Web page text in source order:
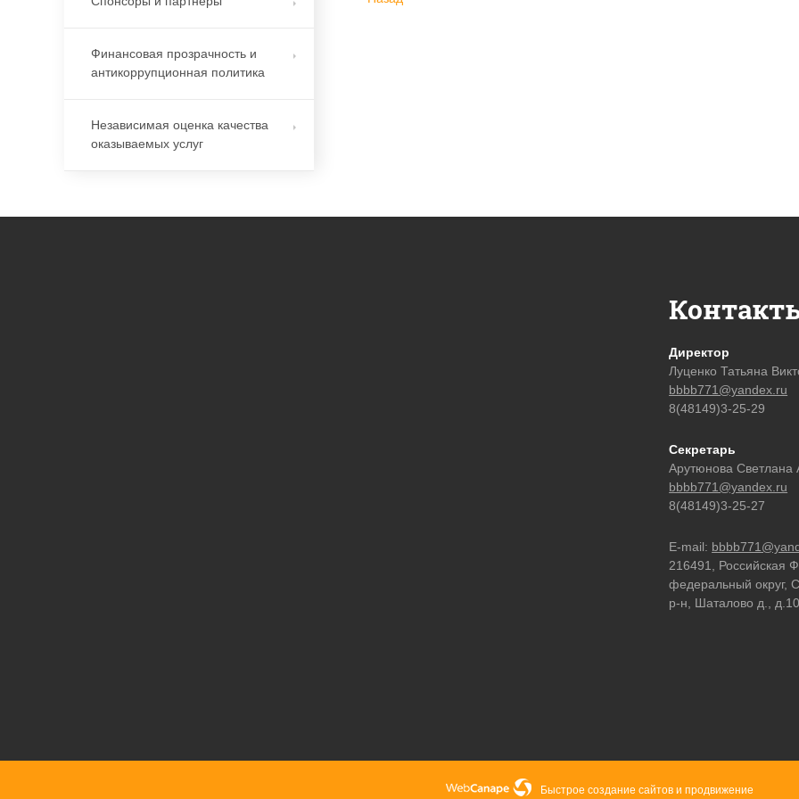
Финансовая прозрачность и
антикоррупционная политика
Независимая оценка качества
оказываемых услуг
Быстрое создание сайтови продвижение
Директор
Луценко Татьяна
bbbb771@yandex.ru
8(48149)3-25-29
Секретарь
Арутюнова Светлана
bbbb771@yandex.ru
8(48149)3-25-27
E-mail:
216491, Российская
федеральный округ,
р-н, Шаталово д., д.10